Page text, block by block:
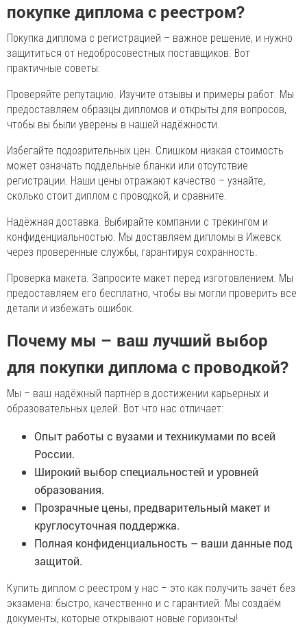
покупке диплома с реестром?
Покупка диплома с регистрацией – важное решение, и нужно
защититься от недобросовестных поставщиков. Вот
практичные советы:
Проверяйте репутацию. Изучите отзывы и примеры работ. Мы
предоставляем образцы дипломов и открыты для вопросов,
чтобы вы были уверены в нашей надёжности.
Избегайте подозрительных цен. Слишком низкая стоимость
может означать поддельные бланки или отсутствие
регистрации. Наши цены отражают качество – узнайте,
сколько стоит диплом с проводкой, и сравните.
Надёжная доставка. Выбирайте компании с трекингом и
конфиденциальностью. Мы доставляем дипломы в Ижевск
через проверенные службы, гарантируя сохранность.
Проверка макета. Запросите макет перед изготовлением. Мы
предоставляем его бесплатно, чтобы вы могли проверить все
детали и избежать ошибок.
Почему мы – ваш лучший выбор
для покупки диплома с проводкой?
Мы – ваш надёжный партнёр в достижении карьерных и
образовательных целей. Вот что нас отличает:
Опыт работы с вузами и техникумами по всей
России.
Широкий выбор специальностей и уровней
образования.
Прозрачные цены, предварительный макет и
круглосуточная поддержка.
Полная конфиденциальность – ваши данные под
защитой.
Купить диплом с реестром у нас – это как получить зачёт без
экзамена: быстро, качественно и с гарантией. Мы создаём
документы, которые открывают новые горизонты!